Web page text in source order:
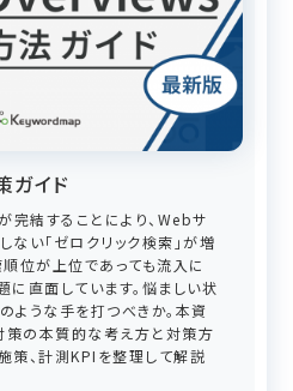
イド
結することにより、Webサ
ない「ゼロクリック検索」が増
順位が上位であっても流入に
に直面しています。悩ましい状
ような手を打つべきか。本資
の本質的な考え方と対策方
策、計測KPIを整理して解説